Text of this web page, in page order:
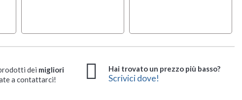
dei migliori
a contattarci!
Hai trovato un prezzo più basso?
Scrivici dove!